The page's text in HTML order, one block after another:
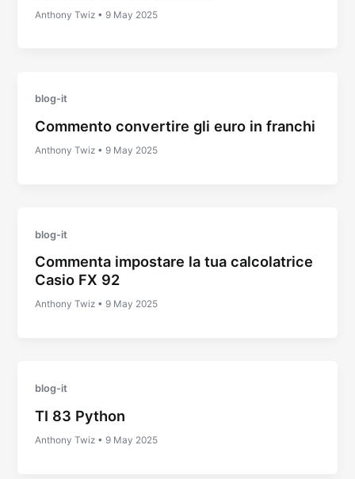
Anthony Twiz •9 May 2025
blog-it
Commento convertire gli euro in franchi
Anthony Twiz •9 May 2025
blog-it
Commenta impostare la tua calcolatrice
Casio FX 92
Anthony Twiz •9 May 2025
blog-it
TI 83 Python
Anthony Twiz •9 May 2025